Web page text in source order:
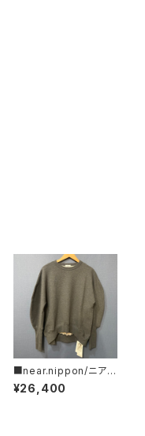
■near.nippon/ニアー
ニッポン■スウェットプ
ルオーバー■2025年新
¥26,400